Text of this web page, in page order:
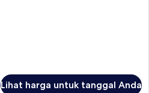
Lihat harga untuk tanggal Anda